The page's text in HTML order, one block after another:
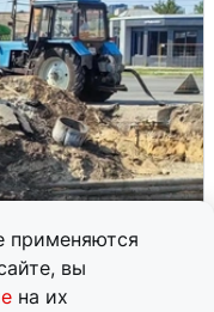
применяются
вы
на их